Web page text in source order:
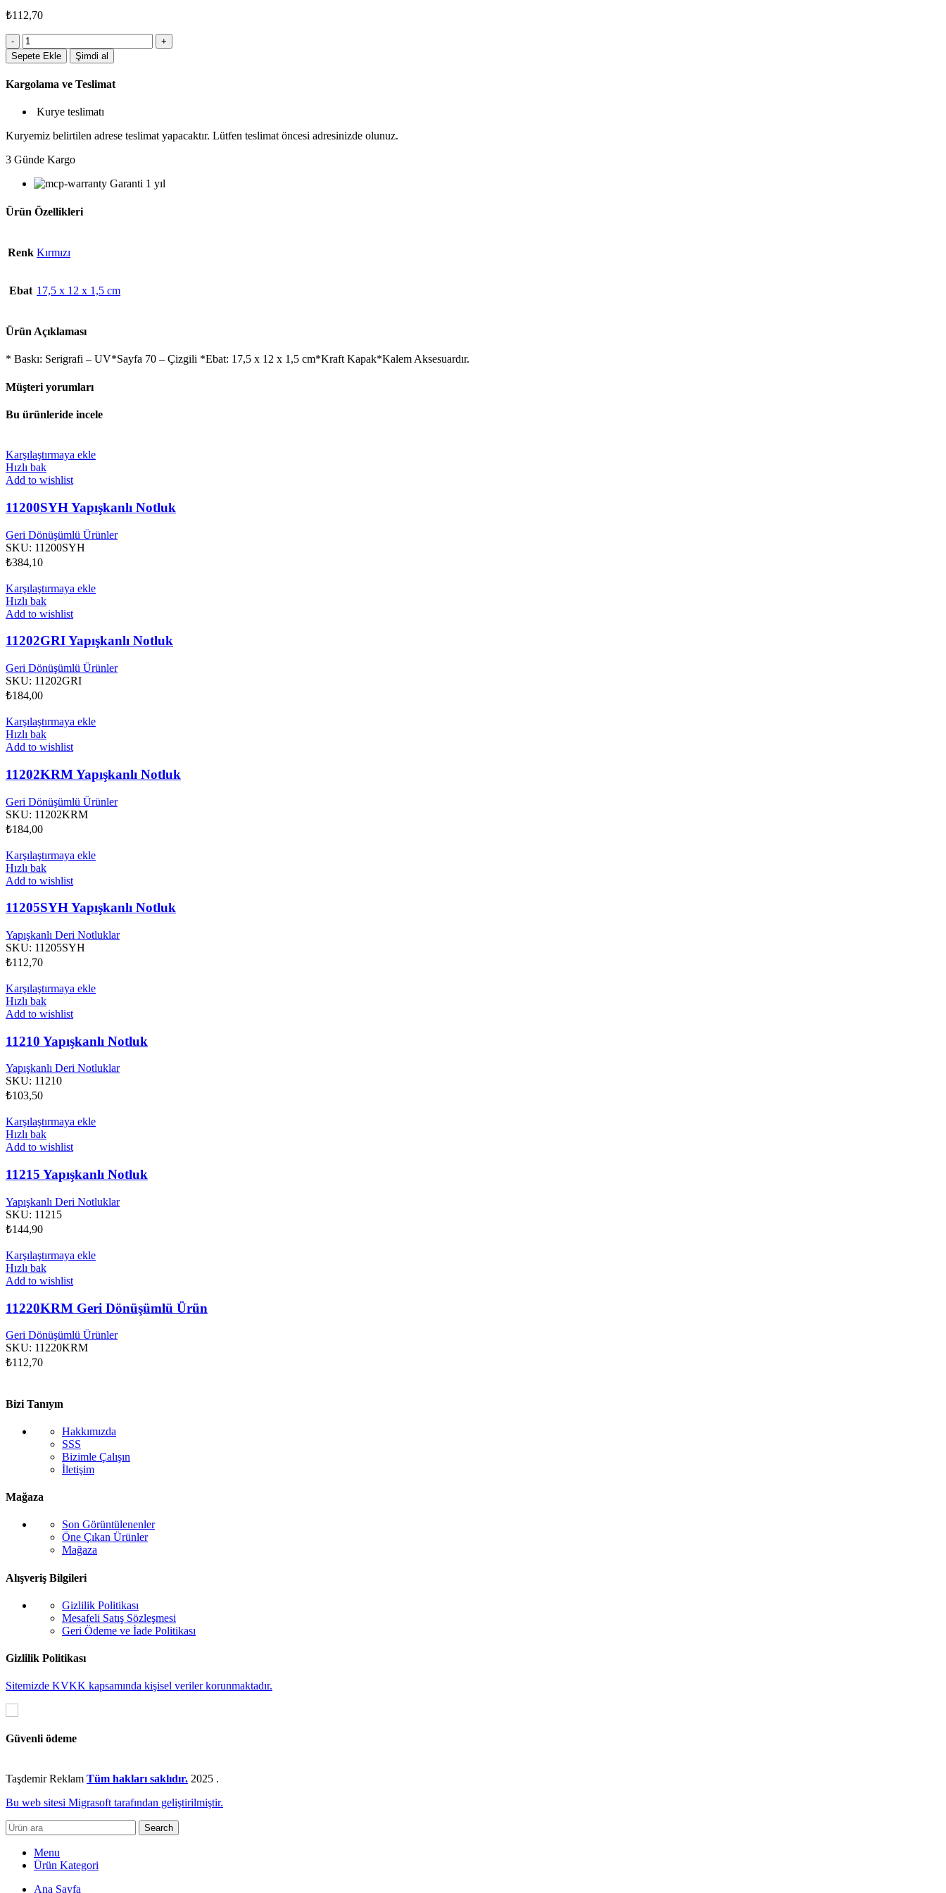
₺112,70
11220KRM
Geri
Dönüşümlü
adet
Sepete Ekle Şimdi al
Kargolama ve Teslimat
Kurye teslimatı
Kuryemiz belirtilen adrese teslimat yapacaktır. Lütfen teslimat öncesi adresinizde olunuz.
3 Günde Kargo
Garanti 1 yıl
Ürün Özellikleri
Renk Kırmızı
Ebat 17,5 x 12 x 1,5 cm
Ürün Açıklaması
* Baskı: Serigrafi – UV*Sayfa 70 – Çizgili *Ebat: 17,5 x 12 x 1,5 cm*Kraft Kapak*Kalem Aksesuardır.
Müşteri yorumları
Bu ürünleride incele
Karşılaştırmaya ekle
Hızlı bak
Add to wishlist
11200SYH Yapışkanlı Notluk
Geri Dönüşümlü Ürünler
SKU: 11200SYH
₺384,10
Karşılaştırmaya ekle
Hızlı bak
Add to wishlist
11202GRI Yapışkanlı Notluk
Geri Dönüşümlü Ürünler
SKU: 11202GRI
₺184,00
Karşılaştırmaya ekle
Hızlı bak
Add to wishlist
11202KRM Yapışkanlı Notluk
Geri Dönüşümlü Ürünler
SKU: 11202KRM
₺184,00
Karşılaştırmaya ekle
Hızlı bak
Add to wishlist
11205SYH Yapışkanlı Notluk
Yapışkanlı Deri Notluklar
SKU: 11205SYH
₺112,70
Karşılaştırmaya ekle
Hızlı bak
Add to wishlist
11210 Yapışkanlı Notluk
Yapışkanlı Deri Notluklar
SKU: 11210
₺103,50
Karşılaştırmaya ekle
Hızlı bak
Add to wishlist
11215 Yapışkanlı Notluk
Yapışkanlı Deri Notluklar
SKU: 11215
₺144,90
Karşılaştırmaya ekle
Hızlı bak
Add to wishlist
11220KRM Geri Dönüşümlü Ürün
Geri Dönüşümlü Ürünler
SKU: 11220KRM
₺112,70
Bizi Tanıyın
Hakkımızda
SSS
Bizimle Çalışın
İletişim
Mağaza
Son Görüntülenenler
Öne Çıkan Ürünler
Mağaza
Alışveriş Bilgileri
Gizlilik Politikası
Mesafeli Satış Sözleşmesi
Geri Ödeme ve İade Politikası
Gizlilik Politikası
Sitemizde KVKK kapsamında kişisel veriler korunmaktadır.
Güvenli ödeme
Taşdemir Reklam Tüm hakları saklıdır. 2025 .
Bu web sitesi Migrasoft tarafından geliştirilmiştir.
Search
Menu
Ürün Kategori
Ana Sayfa